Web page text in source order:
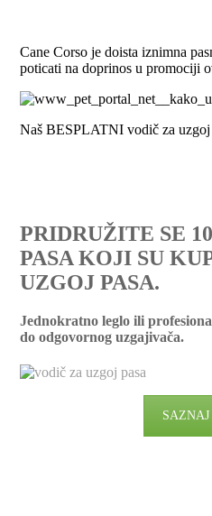
Cane Corso je doista iznimna
poticati na doprinos u promociji
Naš BESPLATNI vodič za uzgoj
PRIDRUŽITE SE
PASA KOJI SU
UZGOJ PASA.
Jednokratno leglo ili
do odgovornog uzgajivača.